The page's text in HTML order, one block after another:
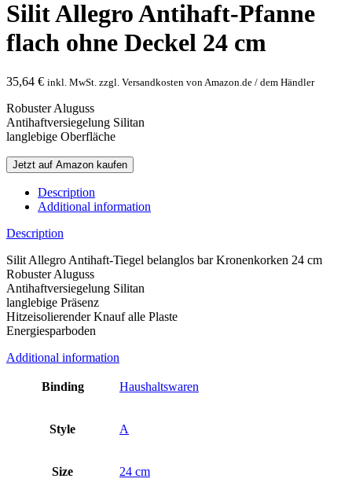
Silit Allegro Antihaft-Pfanne
flach ohne Deckel 24 cm
35,64 € inkl. MwSt. zzgl. Versandkosten von Amazon.de / dem Händler
Robuster Aluguss
Antihaftversiegelung Silitan
langlebige Oberfläche
Jetzt auf Amazon kaufen
Description
Additional information
Description
Silit Allegro Antihaft-Tiegel belanglos bar Kronenkorken 24 cm
Robuster Aluguss
Antihaftversiegelung Silitan
langlebige Präsenz
Hitzeisolierender Knauf alle Plaste
Energiesparboden
Additional information
Binding Haushaltswaren
Style A
Size 24 cm